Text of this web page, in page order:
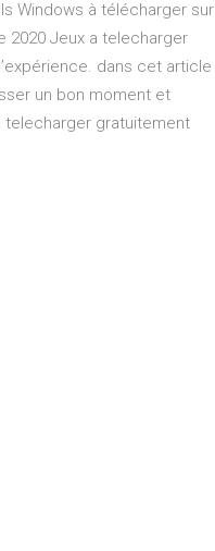
Windows à télécharger sur
2020 Jeux a telecharger
dans cet article
un bon moment et
telecharger gratuitement